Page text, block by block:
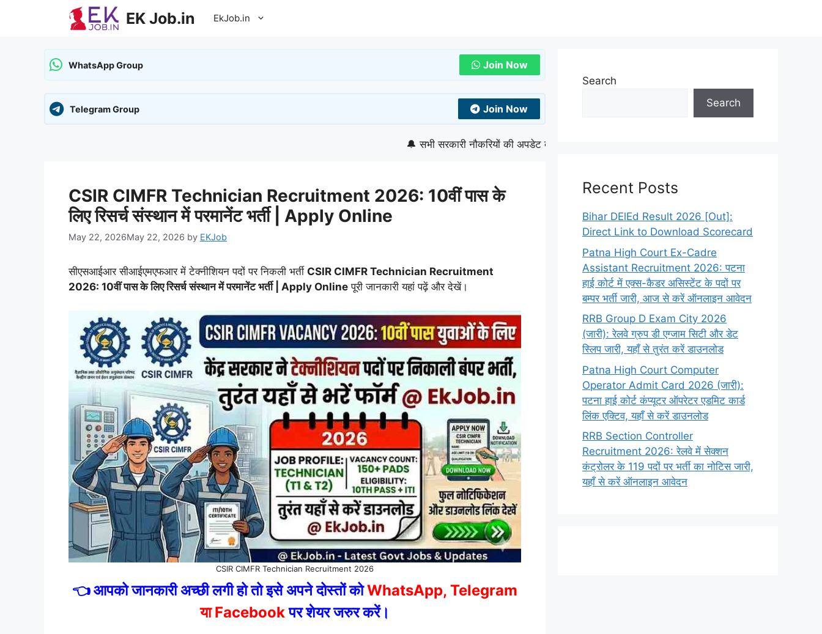
EK Job.in EkJob.in
WhatsApp Group Join Now
Telegram Group Join Now
🔔 सभी सरकारी नौकरियों की अपडेट देखने के लिए गूगल में Ek Job. In सर्च करें। 🎯
CSIR CIMFR Technician Recruitment 2026: 10वीं पास के
लिए रिसर्च संस्थान में परमानेंट भर्ती | Apply Online
May 22, 2026May 22, 2026 by EKJob
सीएसआईआर सीआईएमएफआर में टेक्नीशियन पदों पर निकली भर्ती CSIR CIMFR Technician Recruitment
2026: 10वीं पास के लिए रिसर्च संस्थान में परमानेंट भर्ती | Apply Online पूरी जानकारी यहां पढ़ें और देखें।
CSIR CIMFR Technician Recruitment 2026
👈 आपको जानकारी अच्छी लगी हो तो इसे अपने दोस्तों कोWhatsApp, Telegram
या Facebookपर शेयर जरुर करें।
Search
Search
Recent Posts
Bihar DElEd Result 2026 [Out]:
Direct Link to Download Scorecard
Patna High Court Ex-Cadre
Assistant Recruitment 2026: पटना
हाई कोर्ट में एक्स-कैडर असिस्टेंट के पदों पर
बम्पर भर्ती जारी, आज से करें ऑनलाइन आवेदन
RRB Group D Exam City 2026
(जारी): रेलवे ग्रुप डी एग्जाम सिटी और डेट
स्लिप जारी, यहाँ से तुरंत करें डाउनलोड
Patna High Court Computer
Operator Admit Card 2026 (जारी):
पटना हाई कोर्ट कंप्यूटर ऑपरेटर एडमिट कार्ड
लिंक एक्टिव, यहाँ से करें डाउनलोड
RRB Section Controller
Recruitment 2026: रेलवे में सेक्शन
कंट्रोलर के 119 पदों पर भर्ती का नोटिस जारी,
यहाँ से करें ऑनलाइन आवेदन